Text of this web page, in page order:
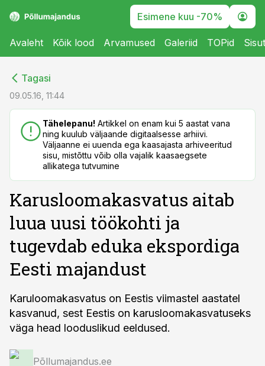
Esimene kuu -70%
Avaleht Kõik lood Arvamused Galeriid TOPid
Tagasi
09.05.16, 11:44
Tähelepanu! Artikkel on enam kui 5 aastat vana
ning kuulub väljaande digitaalsesse arhiivi.
Väljaanne ei uuenda ega kaasajasta arhiveeritud
sisu, mistõttu võib olla vajalik kaasaegsete
allikatega tutvumine
Karusloomakasvatus aitab
luua uusi töökohti ja
tugevdab eduka ekspordiga
Eesti majandust
Karuloomakasvatus on Eestis viimastel aastatel
kasvanud, sest Eestis on karusloomakasvatuseks
väga head looduslikud eeldused.
Põllumajandus.ee